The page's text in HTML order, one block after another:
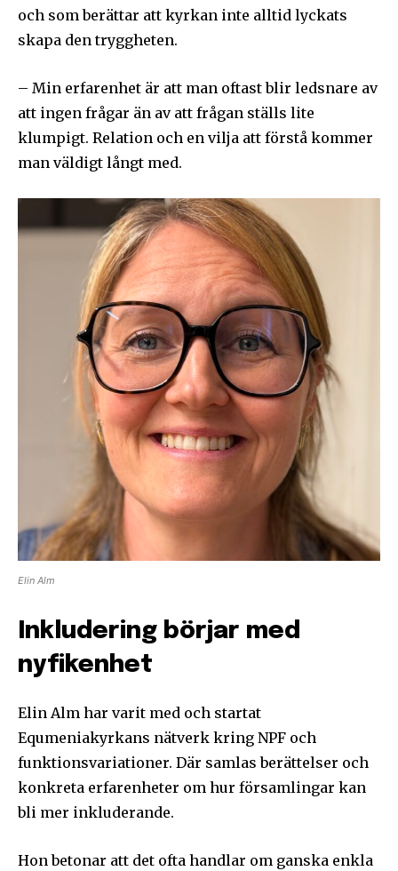
och som berättar att kyrkan inte alltid lyckats
skapa den tryggheten.
– Min erfarenhet är att man oftast blir ledsnare av
att ingen frågar än av att frågan ställs lite
klumpigt. Relation och en vilja att förstå kommer
man väldigt långt med.
Elin Alm
Inkludering börjar med
nyfikenhet
Elin Alm har varit med och startat
Equmeniakyrkans nätverk kring NPF och
funktionsvariationer. Där samlas berättelser och
konkreta erfarenheter om hur församlingar kan
bli mer inkluderande.
Hon betonar att det ofta handlar om ganska enkla